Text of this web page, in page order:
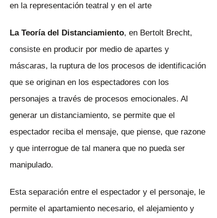
en la representación teatral y en el arte
La Teoría del Distanciamiento, en Bertolt Brecht,
consiste en producir por medio de apartes y
máscaras, la ruptura de los procesos de identificación
que se originan en los espectadores con los
personajes a través de procesos emocionales. Al
generar un distanciamiento, se permite que el
espectador reciba el mensaje, que piense, que razone
y que interrogue de tal manera que no pueda ser
manipulado.
Esta separación entre el espectador y el personaje, le
permite el apartamiento necesario, el alejamiento y